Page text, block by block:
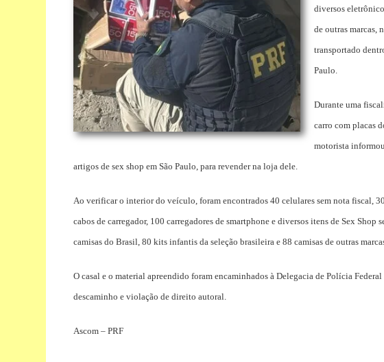
diversos
de outras marcas,
transportado
Paulo.
Durante uma
carro com placas
motorista
artigos de sex shop em São Paulo, para revender na loja dele.
Ao verificar o interior do veículo, foram encontrados 40 celulares sem nota fiscal,
cabos de carregador, 100 carregadores de smartphone e diversos itens de Sex Shop
camisas do Brasil, 80 kits infantis da seleção brasileira e 88 camisas de outras
O casal e o material apreendido foram encaminhados à Delegacia de Polícia
descaminho e violação de direito autoral.
Ascom – PRF